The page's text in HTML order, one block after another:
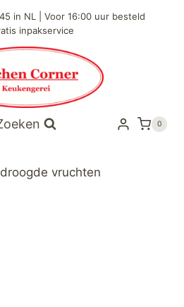
in NL | Voor 16:00 uur besteld
inpakservice
0